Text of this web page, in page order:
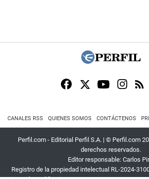
CANALES RSS QUIENES SOMOS CONTÁCTENOS
Perfil.com - Editorial Perfil S.A. | © Perfil.com
derechos reservados.
Editor responsable: Carlos
Registro de la propiedad intelectual RL-2024-